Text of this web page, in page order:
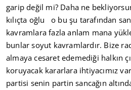
garip değil mi? Daha ne
kılıçta oğlu o bu şu tarafından
kavramlara fazla anlam mana
bunlar soyut kavramlardır. Bize
almaya cesaret edemediği halkın
koruyacak kararlara ihtiyacımız
partisi senin partin sancağın